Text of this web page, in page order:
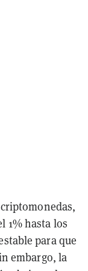
1% hasta los
para que
embargo, la